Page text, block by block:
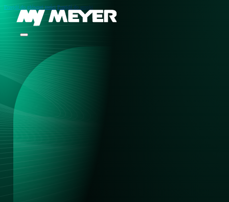
Przejdź do głównej treści Przejdź do stopki